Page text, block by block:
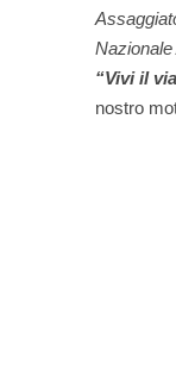
“Vivi il
nostro